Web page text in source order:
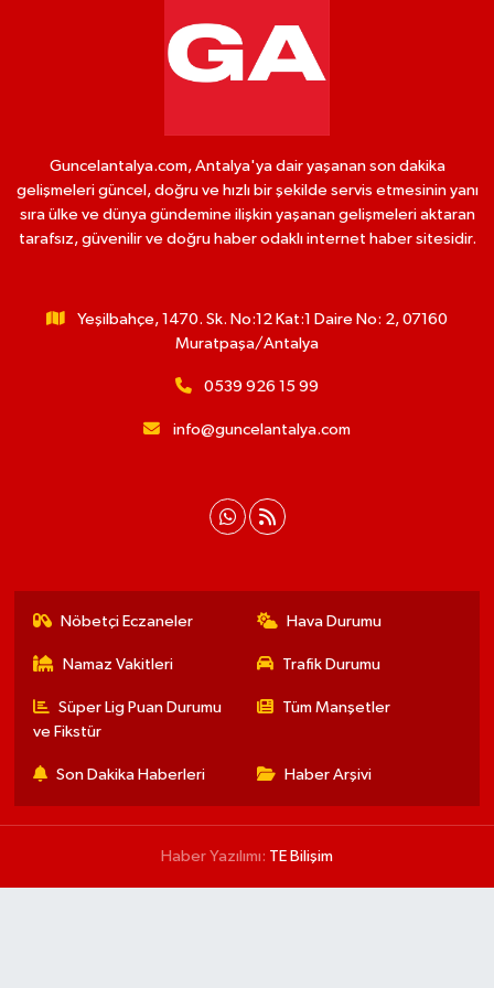
Guncelantalya.com, Antalya'ya dair yaşanan son dakika
gelişmeleri güncel, doğru ve hızlı bir şekilde servis etmesinin yanı
sıra ülke ve dünya gündemine ilişkin yaşanan gelişmeleri aktaran
tarafsız, güvenilir ve doğru haber odaklı internet haber sitesidir.
Yeşilbahçe, 1470. Sk. No:12 Kat:1 Daire No: 2, 07160
Muratpaşa/Antalya
0539 926 15 99
info@guncelantalya.com
Nöbetçi Eczaneler Hava Durumu
Namaz Vakitleri Trafik Durumu
Süper Lig Puan Durumu
ve Fikstür
Tüm Manşetler
Son Dakika Haberleri Haber Arşivi
Haber Yazılımı: TE Bilişim